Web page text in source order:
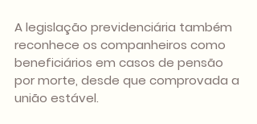
A legislação previdenciária também
reconhece os companheiros como
beneficiários em casos de pensão
por morte, desde que comprovada a
união estável.